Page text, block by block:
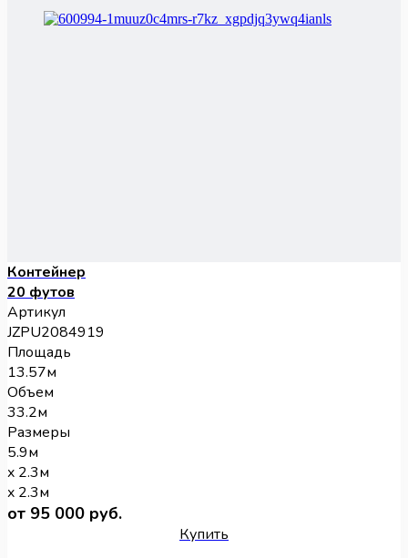
Контейнер
20 футов
Артикул
JZPU2084919
Площадь
13.57м
Объем
33.2м
Размеры
5.9м
x 2.3м
x 2.3м
от 95 000 руб.
Купить